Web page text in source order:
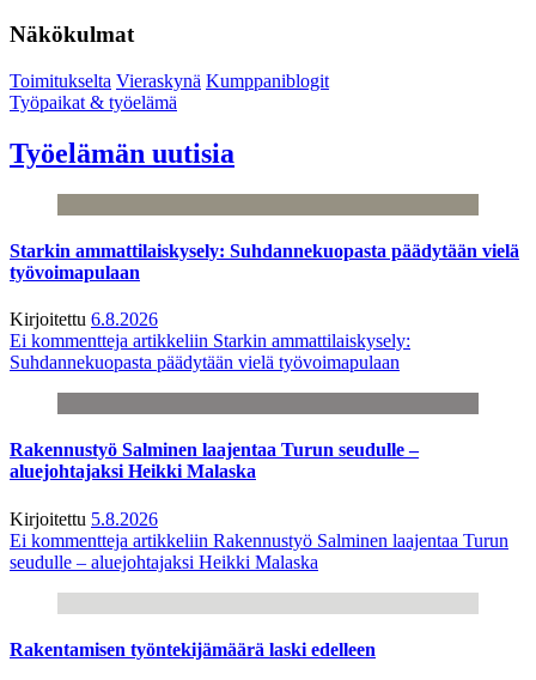
Näkökulmat
Toimitukselta Vieraskynä Kumppaniblogit
Työpaikat & työelämä
Työelämän uutisia
Starkin ammattilaiskysely: Suhdannekuopasta päädytään vielä
työvoimapulaan
Kirjoitettu 6.8.2026
Ei kommentteja artikkeliin Starkin ammattilaiskysely:
Suhdannekuopasta päädytään vielä työvoimapulaan
Rakennustyö Salminen laajentaa Turun seudulle –
aluejohtajaksi Heikki Malaska
Kirjoitettu 5.8.2026
Ei kommentteja artikkeliin Rakennustyö Salminen laajentaa Turun
seudulle – aluejohtajaksi Heikki Malaska
Rakentamisen työntekijämäärä laski edelleen